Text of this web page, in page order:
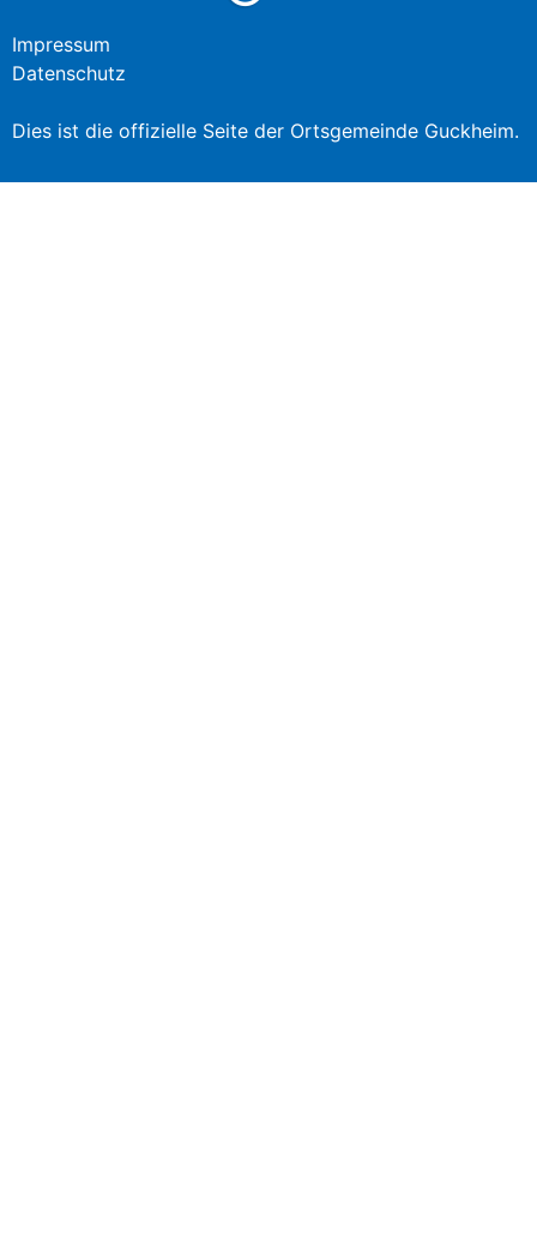
Impressum
Datenschutz
Dies ist die offizielle Seite der Ortsgemeinde Guckheim.